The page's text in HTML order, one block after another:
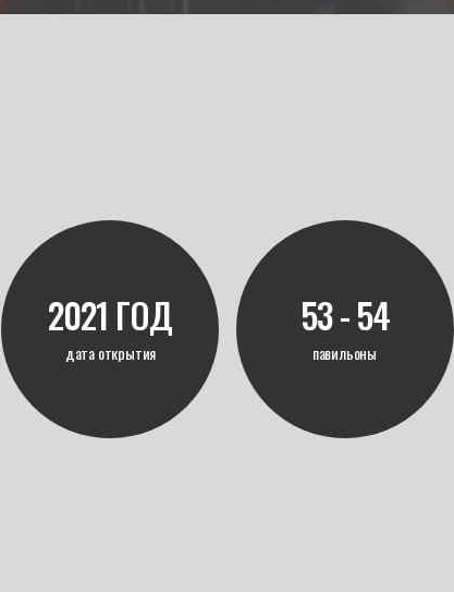
53 - 54
павильоны
2021 ГОД
дата открытия